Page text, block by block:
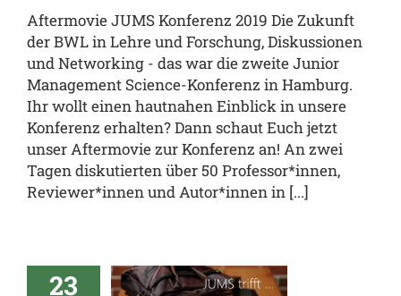
Aftermovie JUMS Konferenz 2019 Die Zukunft
der BWL in Lehre und Forschung, Diskussionen
und Networking - das war die zweite Junior
Management Science-Konferenz in Hamburg.
Ihr wollt einen hautnahen Einblick in unsere
Konferenz erhalten? Dann schaut Euch jetzt
unser Aftermovie zur Konferenz an! An zwei
Tagen diskutierten über 50 Professor*innen,
Reviewer*innen und Autor*innen in [...]
23